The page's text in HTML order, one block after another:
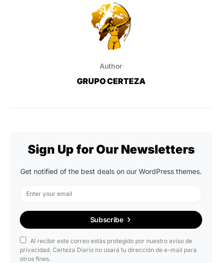
Author
GRUPO CERTEZA
Sign Up for Our Newsletters
Get notified of the best deals on our WordPress themes.
Subscribe
Al recibir este correo estás protegido por nuestro aviso de
privacidad. Certeza Diario no usará tu dirección de e-mail para
otros fines.